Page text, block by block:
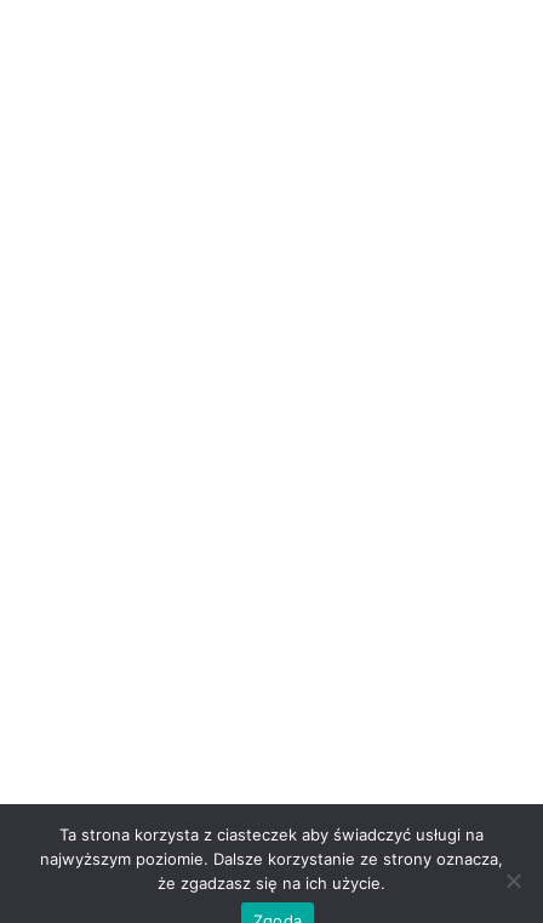
Ta strona korzysta z ciasteczek aby świadczyć usługi na
najwyższym poziomie. Dalsze korzystanie ze strony oznacza,
że zgadzasz się na ich użycie.